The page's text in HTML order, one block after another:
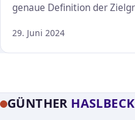
genaue Definition der
29. Juni 2024
GÜNTHER HASLBECK